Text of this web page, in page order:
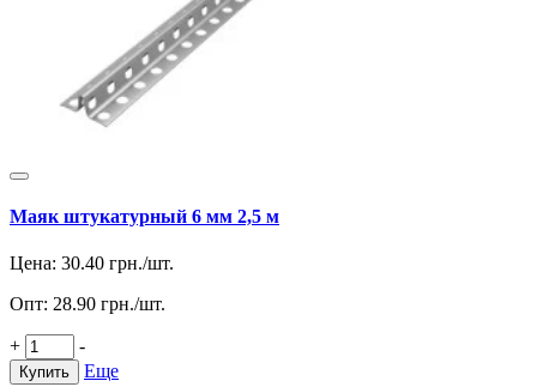
Маяк штукатурный 6 мм 2,5 м
Цена: 30.40 грн./шт.
Опт: 28.90 грн./шт.
+ -
Купить Еще